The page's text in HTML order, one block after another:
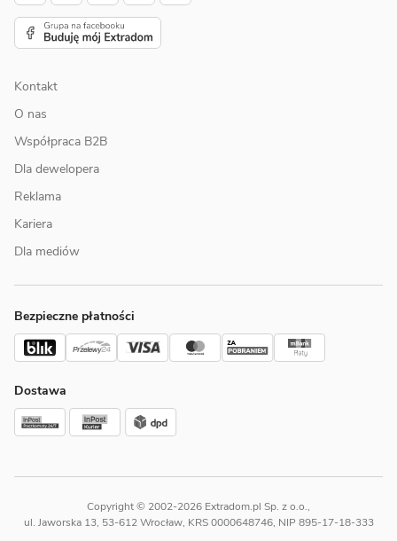
Kontakt
O nas
Współpraca B2B
Dla dewelopera
Reklama
Kariera
Dla mediów
Bezpieczne płatności
Dostawa
Copyright © 2002-2026 Extradom.pl Sp. z o.o.,
ul. Jaworska 13, 53-612 Wrocław, KRS 0000648746, NIP 895-17-18-333